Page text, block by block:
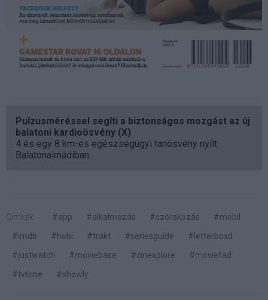
Pulzusméréssel segíti a biztonságos mozgást az új
balatoni kardioösvény (X)
4 és egy 8 km-es egészségügyi tanösvény nyílt
Balatonalmádiban.
Címkék: #app #alkalmazás #szórakozás
#mobil
#imdb
#hobi #trakt #seriesguide
#letterboxd
#justwatch
#moviebase #cinexplore
#moviefad
#tvtime
#showly